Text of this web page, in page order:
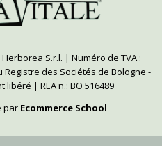
S.r.l. | Numéro de TVA :
Registre des Sociétés de Bologne -
libéré | REA n.: BO 516489
par Ecommerce School